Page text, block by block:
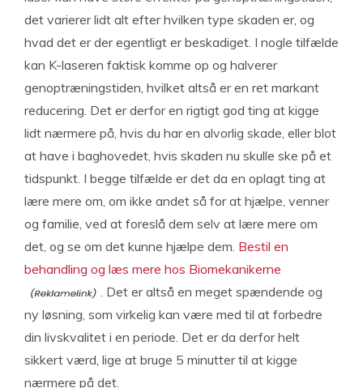
det varierer lidt alt efter hvilken type skaden er, og
hvad det er der egentligt er beskadiget. I nogle tilfælde
kan K-laseren faktisk komme op og halverer
genoptræningstiden, hvilket altså er en ret markant
reducering. Det er derfor en rigtigt god ting at kigge
lidt nærmere på, hvis du har en alvorlig skade, eller blot
at have i baghovedet, hvis skaden nu skulle ske på et
tidspunkt. I begge tilfælde er det da en oplagt ting at
lære mere om, om ikke andet så for at hjælpe, venner
og familie, ved at foreslå dem selv at lære mere om
det, og se om det kunne hjælpe dem. Bestil en
behandling og læs mere hos Biomekanikerne
. Det er altså en meget spændende og
ny løsning, som virkelig kan være med til at forbedre
din livskvalitet i en periode. Det er da derfor helt
sikkert værd, lige at bruge 5 minutter til at kigge
nærmere på det.